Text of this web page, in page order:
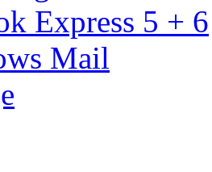
Express 5 + 6
Mail